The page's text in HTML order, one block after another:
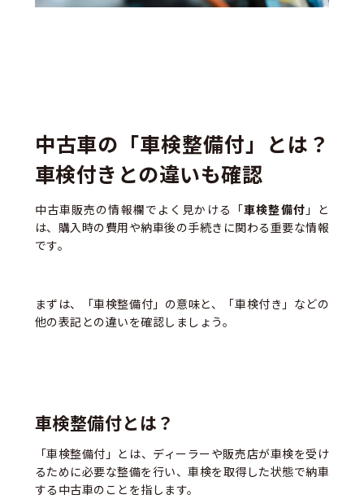
中古車の「車検整備付」とは？
車検付きとの違いも確認
中古車販売の情報欄でよく見かける「車検整備付 」と
は、購入時の費用や納車後の手続きに関わる重要な情報
です。
まずは、「車検整備付」の意味と、「車検付き」などの
他の表記との違いを確認しましょう。
車検整備付とは？
「車検整備付」とは、ディーラーや販売店が車検を受け
るために必要な整備を行い、車検を取得した状態で納車
する中古車のことを指します。